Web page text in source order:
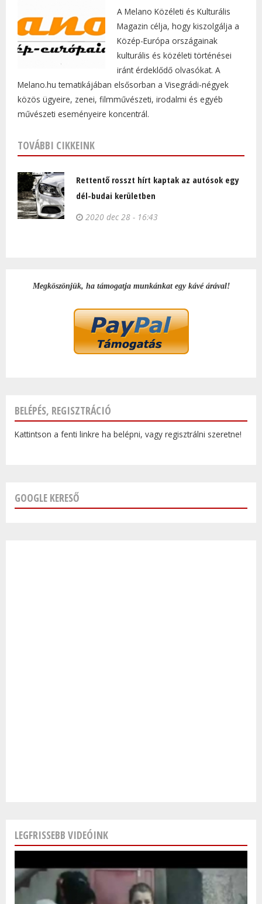
A Melano Közéleti és Kulturális
Magazin célja, hogy kiszolgálja a
Közép-Európa országainak
kulturális és közéleti történései
iránt érdeklődő olvasókat. A
Melano.hu tematikájában elsősorban a Visegrádi-négyek
közös ügyeire, zenei, filmművészeti, irodalmi és egyéb
művészeti eseményeire koncentrál.
TOVÁBBI CIKKEINK
Rettentő rosszt hírt kaptak az autósok egy
dél-budai kerületben
2020 dec 28 - 16:43
Megköszönjük, ha támogatja munkánkat egy kávé árával!
BELÉPÉS, REGISZTRÁCIÓ
Kattintson a fenti linkre ha belépni, vagy regisztrálni szeretne!
GOOGLE KERESŐ
LEGFRISSEBB VIDEÓINK